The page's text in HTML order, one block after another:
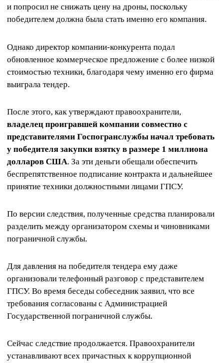
и попросил не снижать цену на дроны, поскольку
победителем должна была стать именно его компания.
Однако директор компании-конкурента подал
обновленное коммерческое предложение с более низкой
стоимостью техники, благодаря чему именно его фирма
выиграла тендер.
После этого, как утверждают правоохранители,
владелец проигравшей компании совместно с
представителями Госпогранслужбы начал требовать
у победителя закупки взятку в размере 1 миллиона
долларов США. За эти деньги обещали обеспечить
беспрепятственное подписание контракта и дальнейшее
принятие техники должностными лицами ГПСУ.
По версии следствия, полученные средства планировали
разделить между организатором схемы и чиновниками
пограничной службы.
Для давления на победителя тендера ему даже
организовали телефонный разговор с представителем
ГПСУ. Во время беседы собеседник заявил, что все
требования согласованы с Администрацией
Государственной пограничной службы.
Сейчас следствие продолжается. Правоохранители
устанавливают всех причастных к коррупционной